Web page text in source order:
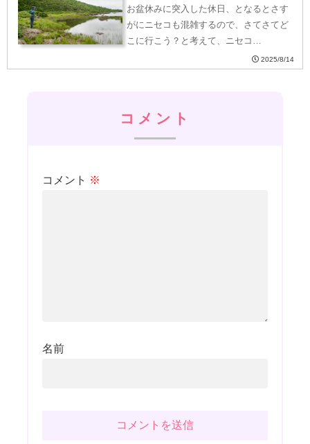
お盆休みに突入した休日、となるとさす
がにニセコも混雑するので、さてさてど
こに行こう？と考えて、ニセコ…
2025/8/14
コメント
コメント ※
名前